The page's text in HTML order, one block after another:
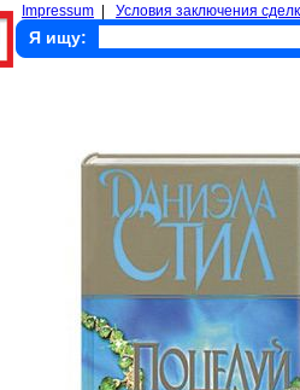
Impressum Условия заключения
Я ищу: